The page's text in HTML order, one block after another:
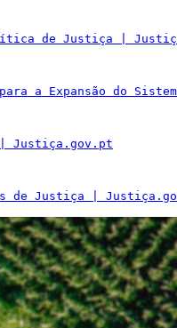
de Justiça |
a Expansão do
Justiça.gov.pt
de Justiça |